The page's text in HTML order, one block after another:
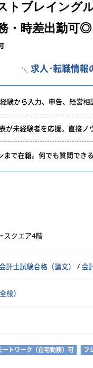
トブレイング
・時差出勤可
求人･転職情報
験から入力、申告、経営
が未経験者を応援。直接
まで在籍。何でも質問でき
スクエア4階
計士試験合格（論文） / 会
般）
ートワーク（在宅勤務）可 フ